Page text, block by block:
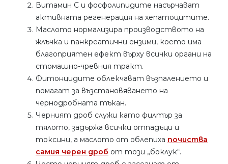
Витамин С и фосфолипидите насърчават
активната регенерация на хепатоцитите.
Маслото нормализира производството на
жлъчка и панкреатични ензими, което има
благоприятен ефект върху всички органи на
стомашно-чревния тракт.
Фитонцидите облекчават възпалението и
помагат за възстановяването на
чернодробната тъкан.
Черният дроб служи като филтър за
тялото, задържа всички отпадъци и
токсини, а маслото от облепиха почиства
самия черен дроб от този „боклук“.